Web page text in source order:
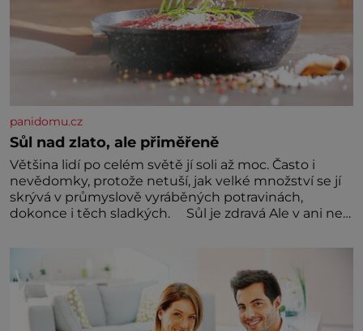
panidomu.cz
Sůl nad zlato, ale přiměřeně
Většina lidí po celém světě jí soli až moc. Často i
nevědomky, protože netuší, jak velké množství se jí
skrývá v průmyslově vyráběných potravinách,
dokonce i těch sladkých. Sůl je zdravá Ale v ani ne
běžné. Její základní složky– sodík a chlór – jsou